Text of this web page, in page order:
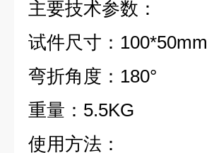
主要技术参数：
试件尺寸：100*50mm
弯折角度：180°
重量：5.5KG
使用方法：